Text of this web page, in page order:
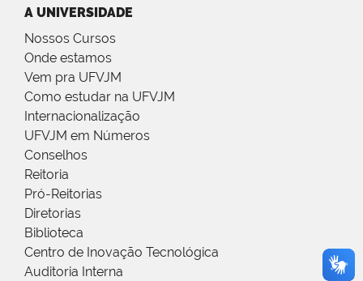
A UNIVERSIDADE
Nossos Cursos
Onde estamos
Vem pra UFVJM
Como estudar na UFVJM
Internacionalização
UFVJM em Números
Conselhos
Reitoria
Pró-Reitorias
Diretorias
Biblioteca
Centro de Inovação Tecnológica
Auditoria Interna